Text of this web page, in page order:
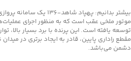
بیشتر بدانیم: پهپاد
موتور ملخی عقب است که به منظور اجرای
توسعه یافته است. این پرنده با برد بسیار
مقطع راداری پایین، قادر به ایجاد برتری در
دشمن می‌باشد.